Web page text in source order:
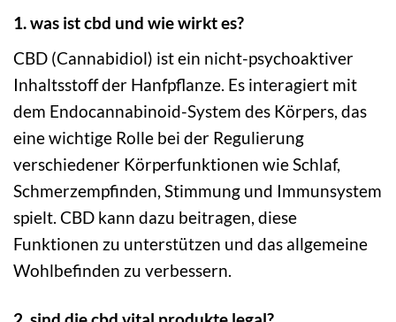
1. was ist cbd und wie wirkt es?
CBD (Cannabidiol) ist ein nicht-psychoaktiver
Inhaltsstoff der Hanfpflanze. Es interagiert mit
dem Endocannabinoid-System des Körpers, das
eine wichtige Rolle bei der Regulierung
verschiedener Körperfunktionen wie Schlaf,
Schmerzempfinden, Stimmung und Immunsystem
spielt. CBD kann dazu beitragen, diese
Funktionen zu unterstützen und das allgemeine
Wohlbefinden zu verbessern.